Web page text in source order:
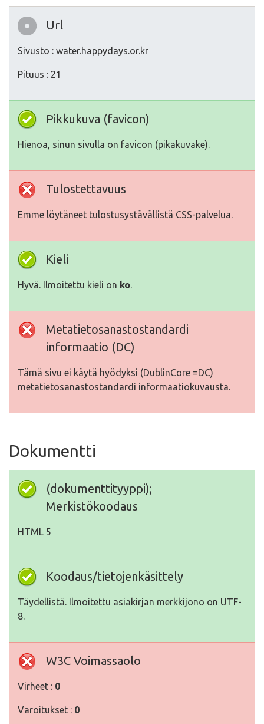
Url
Sivusto : water.happydays.or.kr
Pituus : 21
Pikkukuva (favicon)
Hienoa, sinun sivulla on favicon (pikakuvake).
Tulostettavuus
Emme löytäneet tulostusystävällistä CSS-palvelua.
Kieli
Hyvä. Ilmoitettu kieli on ko.
Metatietosanastostandardi
informaatio (DC)
Tämä sivu ei käytä hyödyksi (DublinCore =DC)
metatietosanastostandardi informaatiokuvausta.
Dokumentti
(dokumenttityyppi);
Merkistökoodaus
HTML 5
Koodaus/tietojenkäsittely
Täydellistä. Ilmoitettu asiakirjan merkkijono on UTF-
8.
W3C Voimassaolo
Virheet : 0
Varoitukset : 0